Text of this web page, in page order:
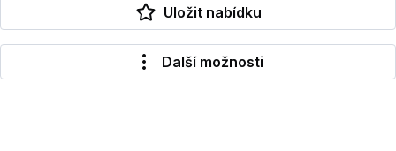
Uložit nabídku
Další možnosti